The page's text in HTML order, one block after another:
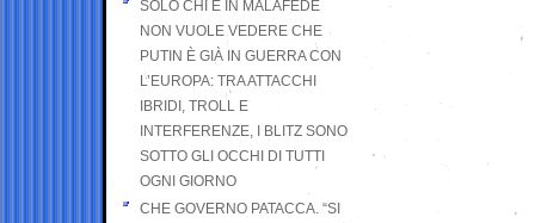
SOLO CHI È IN MALAFEDE
NON VUOLE VEDERE CHE
PUTIN È GIÀ IN GUERRA CON
L’EUROPA: TRA ATTACCHI
IBRIDI, TROLL E
INTERFERENZE, I BLITZ SONO
SOTTO GLI OCCHI DI TUTTI
OGNI GIORNO
CHE GOVERNO PATACCA. “SI